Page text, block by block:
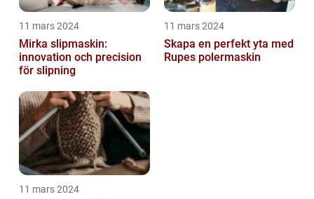
11 mars 2024
Mirka slipmaskin:
innovation och precision
för slipning
11 mars 2024
Skapa en perfekt yta med
Rupes polermaskin
11 mars 2024